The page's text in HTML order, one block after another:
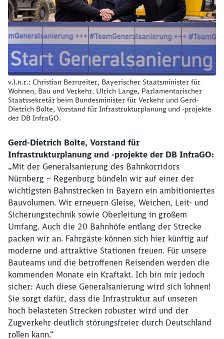
v.l.n.r.: Christian Bernreiter, Bayerischer Staatsminister
v.l.n.r.: Christian Bernreiter, Bayerischer Staatsminister für
Wohnen, Bau und Verkehr, Ulrich Lange, Parlamentarischer
Staatssekretär beim Bundesminister für Verkehr und Gerd-
Dietrich Bolte, Vorstand für Infrastrukturplanung und -projekte
der DB InfraGO.
Gerd-Dietrich Bolte, Vorstand für
Infrastrukturplanung und -projekte der DB InfraGO:
„Mit der Generalsanierung des Bahnkorridors
Nürnberg – Regenburg bündeln wir auf einer der
wichtigsten Bahnstrecken in Bayern ein ambitioniertes
Bauvolumen. Wir erneuern Gleise, Weichen, Leit- und
Sicherungstechnik sowie Oberleitung in großem
Umfang. Auch die 20 Bahnhöfe entlang der Strecke
packen wir an. Fahrgäste können sich hier künftig auf
moderne und attraktive Stationen freuen. Für unsere
Bauteams und die betroffenen Reisenden werden die
kommenden Monate ein Kraftakt. Ich bin mir jedoch
sicher: Auch diese Generalsanierung wird sich lohnen!
Sie sorgt dafür, dass die Infrastruktur auf unseren
hoch belasteten Strecken robuster wird und der
Zugverkehr deutlich störungsfreier durch Deutschland
rollen kann.“